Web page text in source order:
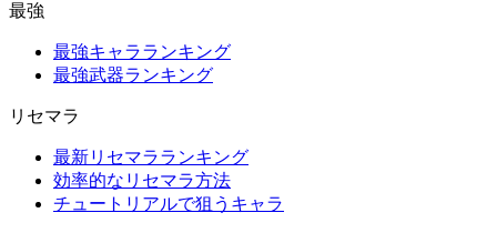
最強
最強キャラランキング
最強武器ランキング
リセマラ
最新リセマラランキング
効率的なリセマラ方法
チュートリアルで狙うキャラ